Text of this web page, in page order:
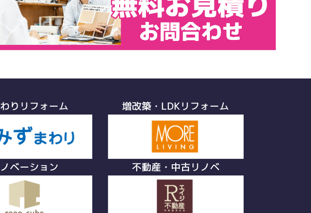
りリフォーム 増改築・LDKリフォーム
ベーション 不動産・中古リノベ